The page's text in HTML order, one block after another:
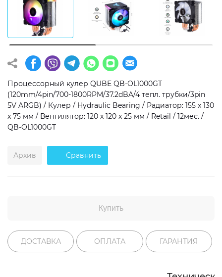
Операционная система
Windows 11 Home
Windows 11 Pro
Без ОС
Тип накопителя
Дополнительно
RGB-подсветка
Сверхбыстрый M.2 SSD NVME
Процессорный кулер QUBE QB-OL1000GT
(120mm/4pin/700-1800RPM/37.2dBA/4 тепл. трубки/3pin
5V ARGB) / Кулер / Hydraulic Bearing / Радиатор: 155 x 130
x 75 мм / Вентилятор: 120 x 120 x 25 мм / Retail / 12мес. /
QB-OL1000GT
Архив Сравнить
Купить
ДОСТАВКА ОПЛАТА ГАРАНТИЯ